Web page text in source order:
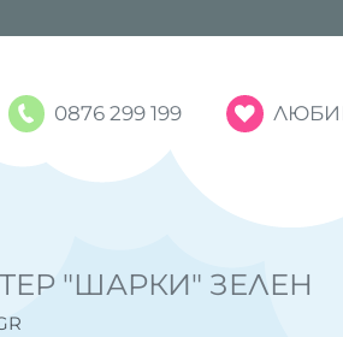
0876 299 199
"ШАРКИ" ЗЕЛЕН